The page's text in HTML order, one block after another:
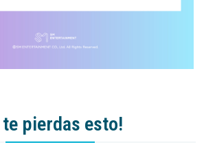
te pierdas esto!